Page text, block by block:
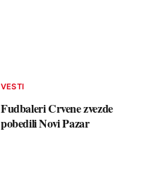
VESTI
Fudbaleri Crvene zvezde
pobedili Novi Pazar